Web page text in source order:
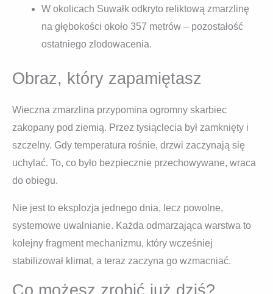
W okolicach Suwałk odkryto reliktową zmarzlinę
na głębokości około 357 metrów – pozostałość
ostatniego zlodowacenia.
Obraz, który zapamiętasz
Wieczna zmarzlina przypomina ogromny skarbiec
zakopany pod ziemią. Przez tysiąclecia był zamknięty i
szczelny. Gdy temperatura rośnie, drzwi zaczynają się
uchylać. To, co było bezpiecznie przechowywane, wraca
do obiegu.
Nie jest to eksplozja jednego dnia, lecz powolne,
systemowe uwalnianie. Każda odmarzająca warstwa to
kolejny fragment mechanizmu, który wcześniej
stabilizował klimat, a teraz zaczyna go wzmacniać.
Co możesz zrobić już dziś?